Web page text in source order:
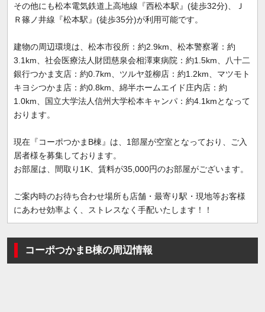
その他にも松本電気鉄道上高地線『西松本駅』(徒歩32分)、Ｊ
Ｒ篠ノ井線『松本駅』(徒歩35分)が利用可能です。
建物の周辺環境は、松本市役所：約2.9km、松本警察署：約
3.1km、社会医療法人財団慈泉会相澤東病院：約1.5km、八十二
銀行つかま支店：約0.7km、ツルヤ並柳店：約1.2km、マツモト
キヨシつかま店：約0.8km、綿半ホームエイド庄内店：約
1.0km、国立大学法人信州大学松本キャンパ：約4.1kmとなって
おります。
現在『コーポつかまB棟』は、1部屋が空室となっており、ご入
居者様を募集しております。
お部屋は、間取り1K、賃料が35,000円のお部屋がございます。
ご案内時のお待ち合わせ場所も店舗・最寄り駅・現地等お客様
にあわせ効率よく、ストレスなく手配いたします！！
コーポつかまB棟の周辺情報